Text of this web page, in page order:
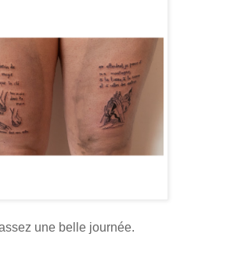
une belle journée.